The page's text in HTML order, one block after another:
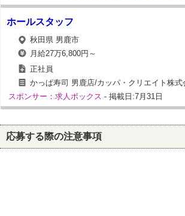
ホールスタッフ
秋田県 男鹿市
月給27万6,800円～
正社員
かっぱ寿司 男鹿店/カッパ・クリエイト株式
スポンサー：求人ボックス - 掲載日:7月31日
応募する際の注意事項